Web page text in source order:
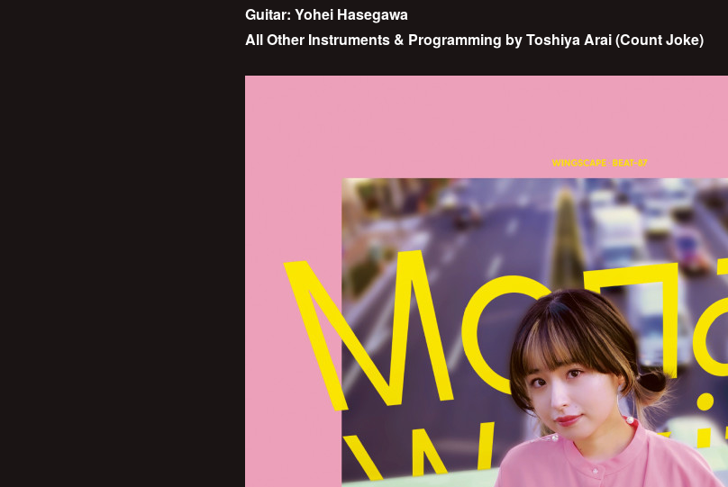
Guitar: Yohei Hasegawa
All Other Instruments & Programming by Toshiya Arai (Count Joke)